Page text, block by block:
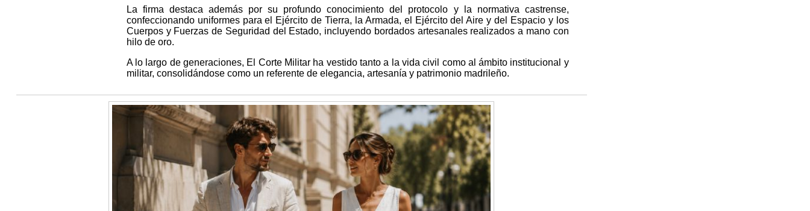
La firma destaca además por su profundo conocimiento del protocolo y la normativa castrense,
confeccionando uniformes para el Ejército de Tierra, la Armada, el Ejército del Aire y del Espacio y los
Cuerpos y Fuerzas de Seguridad del Estado, incluyendo bordados artesanales realizados a mano con
hilo de oro.
A lo largo de generaciones, El Corte Militar ha vestido tanto a la vida civil como al ámbito institucional y
militar, consolidándose como un referente de elegancia, artesanía y patrimonio madrileño.